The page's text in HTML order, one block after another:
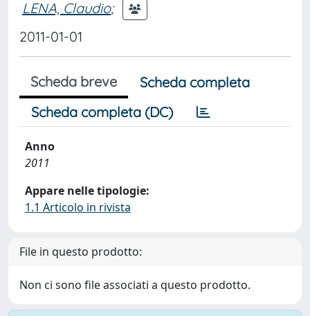
LENA, Claudio;
2011-01-01
Scheda breve
Scheda completa
Scheda completa (DC)
Anno
2011
Appare nelle tipologie:
1.1 Articolo in rivista
File in questo prodotto:
Non ci sono file associati a questo prodotto.